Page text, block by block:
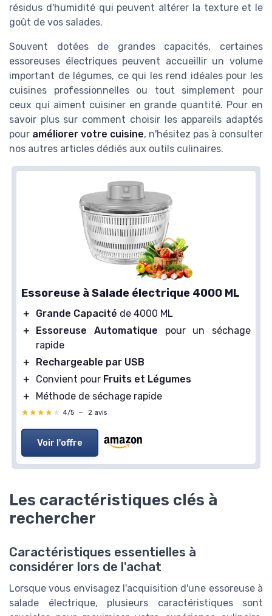
résidus d'humidité qui peuvent altérer la texture et le
goût de vos salades.
Souvent dotées de grandes capacités, certaines
essoreuses électriques peuvent accueillir un volume
important de légumes, ce qui les rend idéales pour les
cuisines professionnelles ou tout simplement pour
ceux qui aiment cuisiner en grande quantité. Pour en
savoir plus sur comment choisir les appareils adaptés
pour améliorer votre cuisine, n'hésitez pas à consulter
nos autres articles dédiés aux outils culinaires.
Essoreuse à Salade électrique 4000 ML
＋ Grande Capacité de 4000 ML
＋
Essoreuse Automatique pour un séchage
rapide
＋
Rechargeable par USB
＋
Convient pour Fruits et Légumes
＋
Méthode de séchage rapide
★★★★★
★★★★★ 4/5 — 2 avis
Voir l'offre
Les caractéristiques clés à
rechercher
Caractéristiques essentielles à
considérer lors de l'achat
Lorsque vous envisagez l'acquisition d'une essoreuse à
salade électrique, plusieurs caractéristiques sont